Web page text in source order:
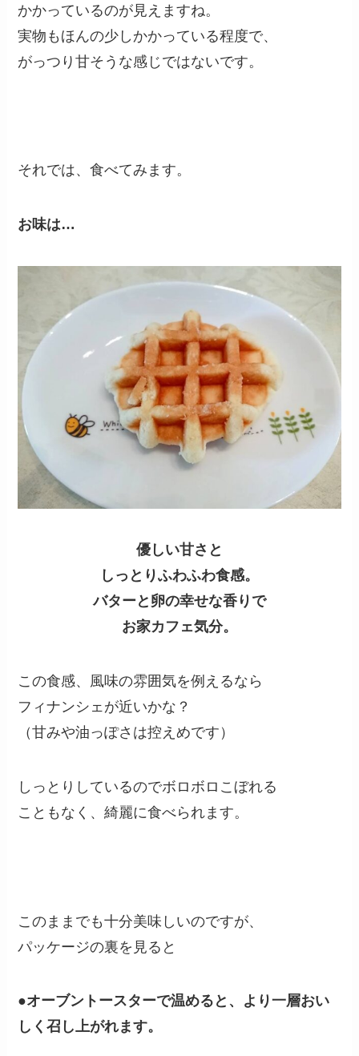
かかっているのが見えますね。
実物もほんの少しかかっている程度で、
がっつり甘そうな感じではないです。
それでは、食べてみます。
お味は…
優しい甘さと
しっとりふわふわ食感。
バターと卵の幸せな香りで
お家カフェ気分。
この食感、風味の雰囲気を例えるなら
フィナンシェが近いかな？
（甘みや油っぽさは控えめです）
しっとりしているのでボロボロこぼれる
こともなく、綺麗に食べられます。
このままでも十分美味しいのですが、
パッケージの裏を見ると
●オーブントースターで温めると、より一層おい
しく召し上がれます。